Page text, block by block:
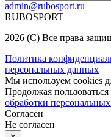
admin@rubosport.ru
RUBOSPORT
2026 (C) Все права
Политика
персональных данных
Мы используем cookies
Продолжая
обработки
Согласен
Не согласен